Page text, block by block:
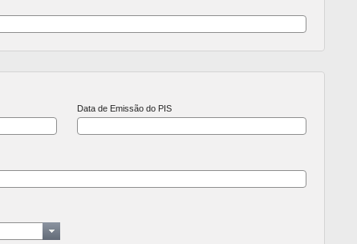
Data de Emissão do PIS